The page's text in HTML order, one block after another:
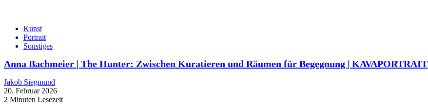
Kunst
Portrait
Sonstiges
Anna Bachmeier | The Hunter: Zwischen Kuratieren und Räumen für Begegnung | KAVAPORTRAIT
Jakob Siegmund
20. Februar 2026
2 Minuten Lesezeit